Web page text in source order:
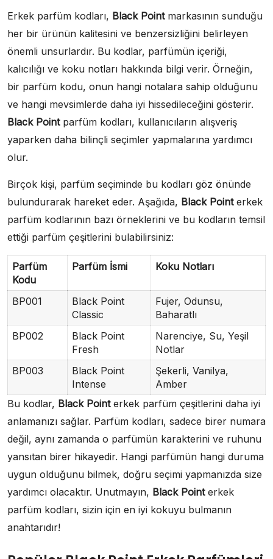
Erkek parfüm kodları, Black Pointmarkasının sunduğu
her bir ürünün kalitesini ve benzersizliğini belirleyen
önemli unsurlardır. Bu kodlar, parfümün içeriği,
kalıcılığı ve koku notları hakkında bilgi verir. Örneğin,
bir parfüm kodu, onun hangi notalara sahip olduğunu
ve hangi mevsimlerde daha iyi hissedileceğini gösterir.
Black Pointparfüm kodları, kullanıcıların alışveriş
yaparken daha bilinçli seçimler yapmalarına yardımcı
olur.
Birçok kişi, parfüm seçiminde bu kodları göz önünde
bulundurarak hareket eder. Aşağıda, Black Pointerkek
parfüm kodlarının bazı örneklerini ve bu kodların temsil
ettiği parfüm çeşitlerini bulabilirsiniz:
Parfüm
Kodu
Parfüm İsmi Koku Notları
BP001
Black Point
Classic
Fujer, Odunsu,
Baharatlı
BP002
Black Point
Fresh
Narenciye, Su, Yeşil
Notlar
BP003
Black Point
Intense
Şekerli, Vanilya,
Amber
Bu kodlar, Black Pointerkek parfüm çeşitlerini daha iyi
anlamanızı sağlar. Parfüm kodları, sadece birer numara
değil, aynı zamanda o parfümün karakterini ve ruhunu
yansıtan birer hikayedir. Hangi parfümün hangi duruma
uygun olduğunu bilmek, doğru seçimi yapmanızda size
yardımcı olacaktır. Unutmayın, Black Pointerkek
parfüm kodları, sizin için en iyi kokuyu bulmanın
anahtarıdır!